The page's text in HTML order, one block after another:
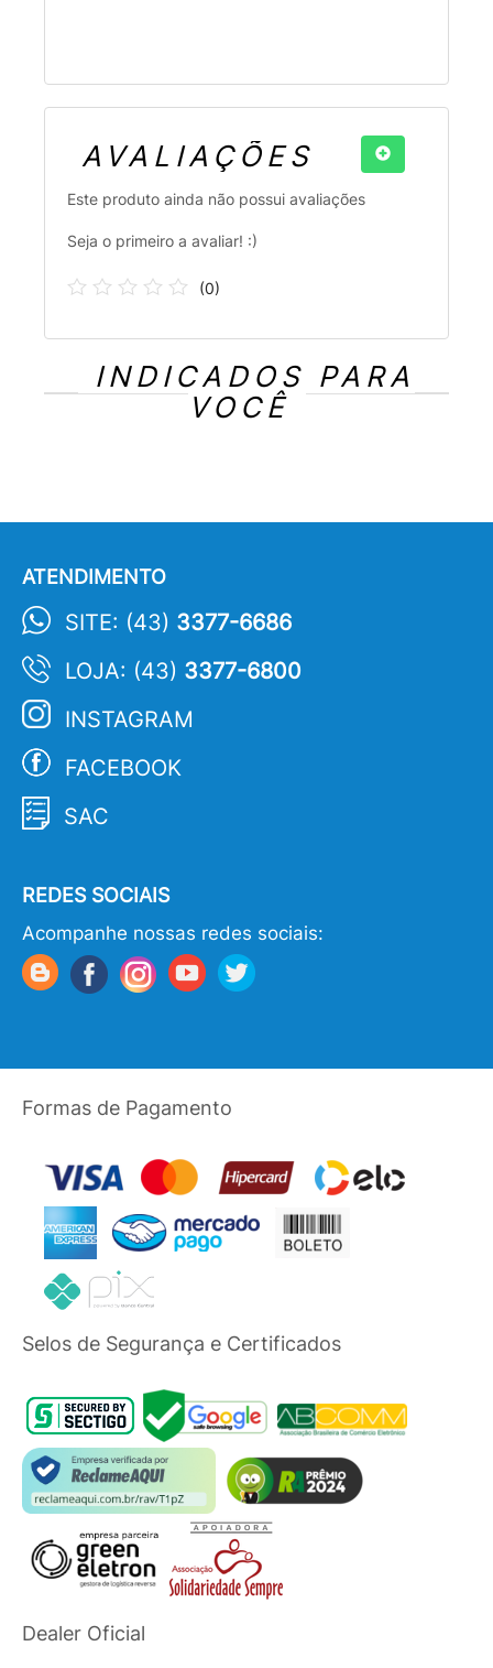
AVALIAÇÕES
Este produto ainda não possui avaliações
Seja o primeiro a avaliar! :)
(0)
INDICADOS PARA
VOCÊ
ATENDIMENTO
SITE: (43) 3377-6686
LOJA: (43) 3377-6800
INSTAGRAM
FACEBOOK
SAC
REDES SOCIAIS
Acompanhe nossas redes sociais:
Formas de Pagamento
Selos de Segurança e Certificados
Dealer Oficial